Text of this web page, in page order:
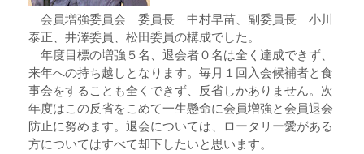
会員増強委員会 委員長 中村早苗、副委員長 小川
泰正、井澤委員、松田委員の構成でした。
年度目標の増強５名、退会者０名は全く達成できず、
来年への持ち越しとなります。毎月１回入会候補者と食
事会をすることも全くできず、反省しかありません。次
年度はこの反省をこめて一生懸命に会員増強と会員退会
防止に努めます。退会については、ロータリー愛がある
方についてはすべて却下したいと思います。